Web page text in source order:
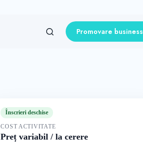
Promovare business
Înscrieri deschise
COST ACTIVITATE
Preț variabil / la cerere